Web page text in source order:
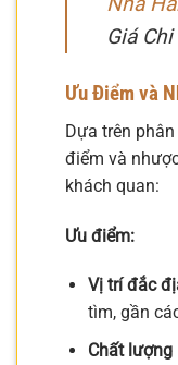
Giá
Ưu Điểm và
Dựa trên
điểm và
khách quan:
Ưu điểm:
Vị trí đắc
tìm, gần
Chất